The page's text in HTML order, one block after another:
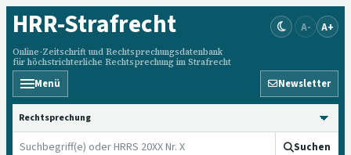
HRR-Strafrecht
Online-Zeitschrift und Rechtsprechungsdatenbank
für höchstrichterliche Rechtsprechung im Strafrecht
A- A+
Menü Newsletter
HRRS durchsuchen
Suchen